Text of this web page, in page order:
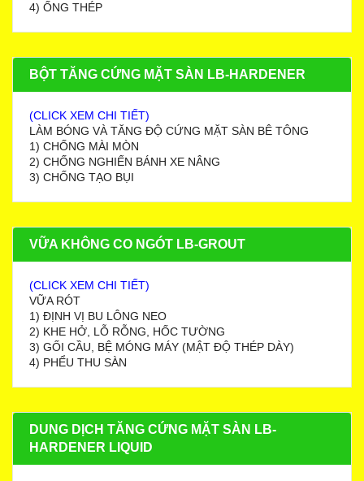
4) ỐNG THÉP
BỘT TĂNG CỨNG MẶT SÀN LB-HARDENER
(CLICK XEM CHI TIẾT)
LÀM BÓNG VÀ TĂNG ĐỘ CỨNG MẶT SÀN BÊ TÔNG
1) CHỐNG MÀI MÒN
2) CHỐNG NGHIẾN BÁNH XE NÂNG
3) CHỐNG TẠO BỤI
VỮA KHÔNG CO NGÓT LB-GROUT
(CLICK XEM CHI TIẾT)
VỮA RÓT
1) ĐỊNH VỊ BU LÔNG NEO
2) KHE HỞ, LỖ RỖNG, HỐC TƯỜNG
3) GỐI CẦU, BỆ MÓNG MÁY (MẬT ĐỘ THÉP DÀY)
4) PHỂU THU SÀN
DUNG DỊCH TĂNG CỨNG MẶT SÀN LB-
HARDENER LIQUID